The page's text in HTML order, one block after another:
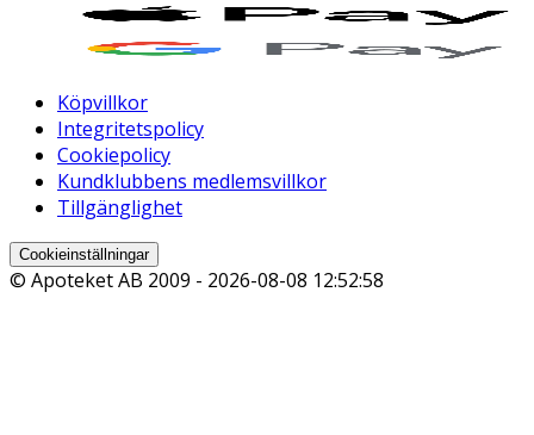
Köpvillkor
Integritetspolicy
Cookiepolicy
Kundklubbens medlemsvillkor
Tillgänglighet
Cookieinställningar
© Apoteket AB 2009 - 2026-08-08 12:52:58